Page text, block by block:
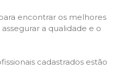
encontrar os melhores
a qualidade e o
cadastrados estão